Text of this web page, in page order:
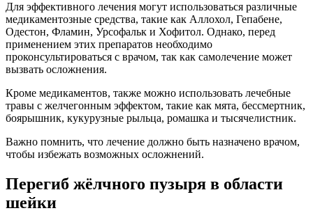
Для эффективного лечения могут использоваться различные
медикаментозные средства, такие как Аллохол, Гепабене,
Одестон, Фламин, Урсофальк и Хофитол. Однако, перед
применением этих препаратов необходимо
проконсультироваться с врачом, так как самолечение может
вызвать осложнения.
Кроме медикаментов, также можно использовать лечебные
травы с желчегонным эффектом, такие как мята, бессмертник,
боярышник, кукурузные рыльца, ромашка и тысячелистник.
Важно помнить, что лечение должно быть назначено врачом,
чтобы избежать возможных осложнений.
Перегиб жёлчного пузыря в области
шейки